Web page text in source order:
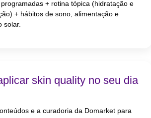
+ rotina tópica (hidratação e
+ hábitos de sono, alimentação e
solar.
skin quality no seu dia
e a curadoria da Domarket para